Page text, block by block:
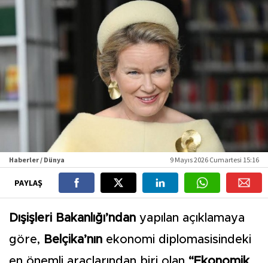
Haberler / Dünya 9 Mayıs 2026 Cumartesi 15:16
PAYLAŞ
Dışişleri Bakanlığı’ndan yapılan açıklamaya
göre, Belçika’nın ekonomi diplomasisindeki